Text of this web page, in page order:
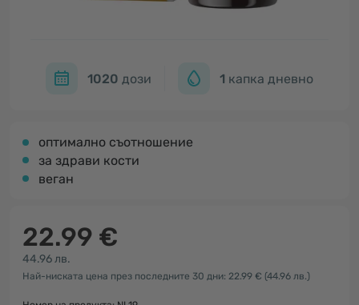
1020 дози 1 капка дневно
оптимално съотношение
за здрави кости
веган
22.99 €
44.96 лв.
Най-ниската цена през последните 30 дни: 22.99 € (44.96 лв.)